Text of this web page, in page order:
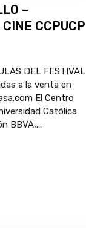
–
CCPUCP
DEL FESTIVAL
a la venta en
El Centro
Católica
BBVA,...